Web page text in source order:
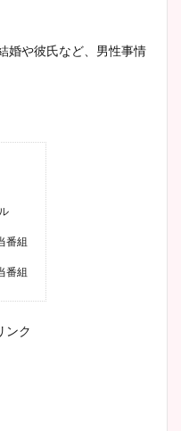
婚や彼氏など、男性事情
番組
番組
ンク